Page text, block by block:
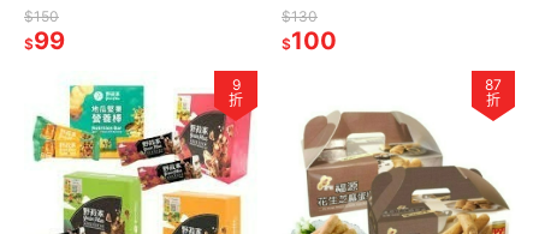
酥90g【台灣夯 伴手禮物產
館】
$150
$99
$130
$100
9
折
87
折